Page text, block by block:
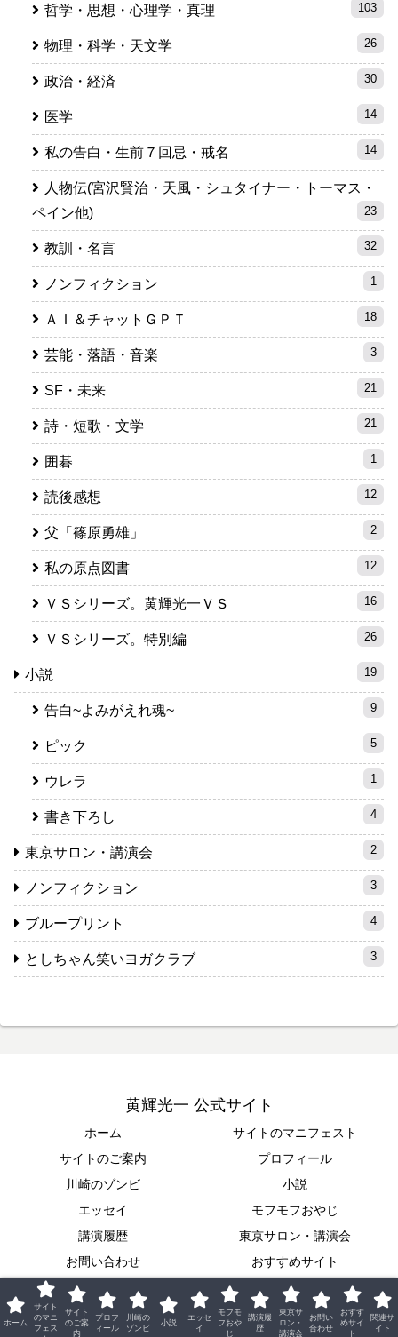
哲学・思想・心理学・真理 103
物理・科学・天文学 26
政治・経済 30
医学 14
私の告白・生前７回忌・戒名 14
人物伝(宮沢賢治・天風・シュタイナー・トーマス・
ペイン他)
23
教訓・名言 32
ノンフィクション 1
ＡＩ＆チャットＧＰＴ 18
芸能・落語・音楽 3
SF・未来 21
詩・短歌・文学 21
囲碁 1
読後感想 12
父「篠原勇雄」 2
私の原点図書 12
ＶＳシリーズ。黄輝光一ＶＳ 16
ＶＳシリーズ。特別編 26
小説 19
告白~よみがえれ魂~ 9
ピック 5
ウレラ 1
書き下ろし 4
東京サロン・講演会 2
ノンフィクション 3
ブループリント 4
としちゃん笑いヨガクラブ 3
黄輝光一 公式サイト
ホーム
サイトのマニフェスト
サイトのご案内
プロフィール
川崎のゾンビ
小説
エッセイ
モフモフおやじ
講演履歴
東京サロン・講演会
お問い合わせ
おすすめサイト
関連サイト
© 2018 黄輝光一 公式サイト.
ホーム
サイト
のマニ
フェス
サイト
のご案
内
プロフ
ィール
川崎の
ゾンビ
小説
エッセ
イ
モフモ
フおや
じ
講演履
歴
東京サ
ロン・
講演会
お問い
合わせ
おすす
めサイ
ト
関連サ
イト